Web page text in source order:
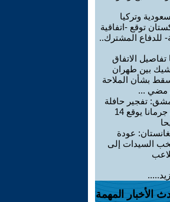
وتركيا
توقع -اتفاقية
للدفاع المشترك..
تفاصيل الاتفاق
بين طهران
بشأن الملاحة
مضي ...
تفجير حافلة
في جرمانا يوقع 14
عودة
السيدات إلى
الأخبار المهمة